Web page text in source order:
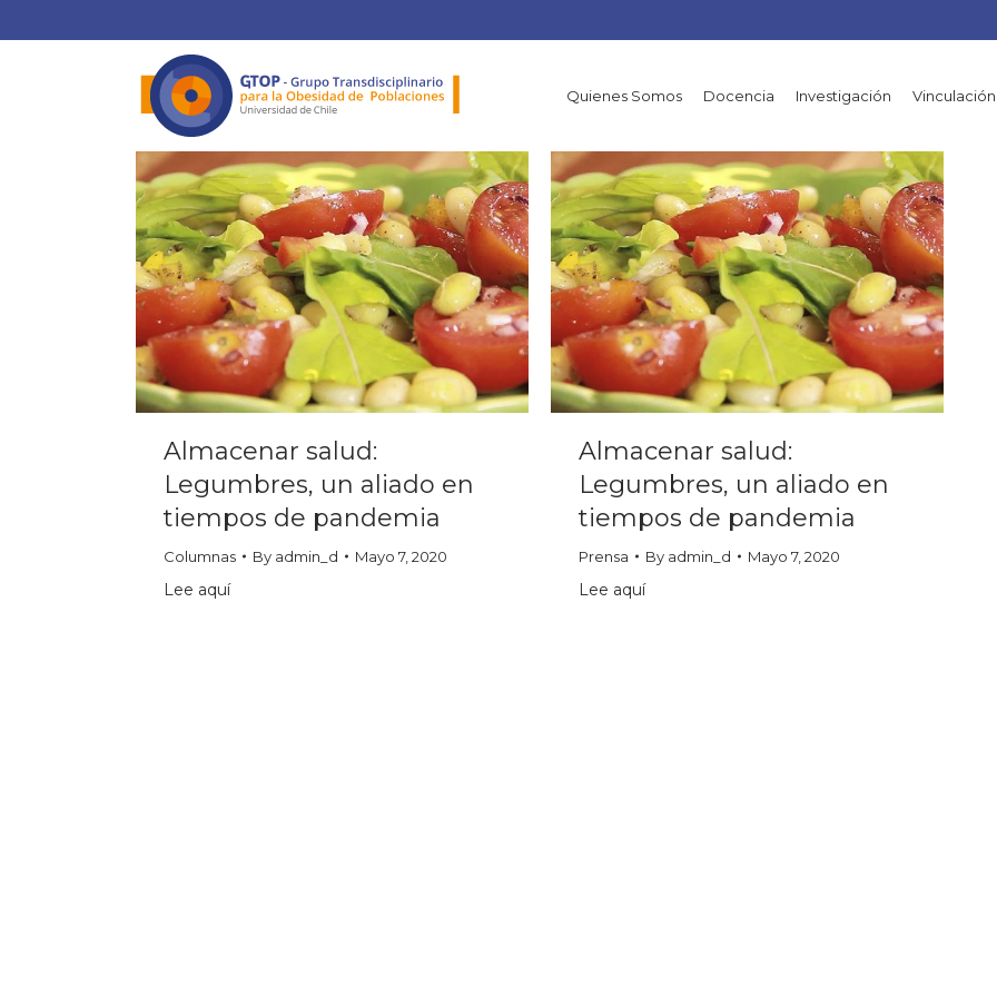
Quienes Somos Docencia Investigación Vinculación
Almacenar salud:
Legumbres, un aliado en
tiempos de pandemia
Columnas By admin_d Mayo 7, 2020
Lee aquí
Almacenar salud:
Legumbres, un aliado en
tiempos de pandemia
Prensa By admin_d Mayo 7, 2020
Lee aquí